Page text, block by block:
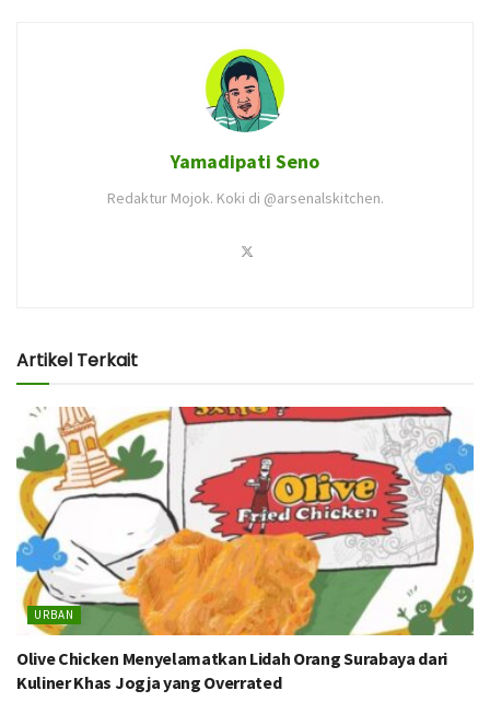
Yamadipati Seno
Redaktur Mojok. Koki di @arsenalskitchen.
Artikel Terkait
URBAN
Olive Chicken Menyelamatkan Lidah Orang Surabaya dari
Kuliner Khas Jogja yang Overrated